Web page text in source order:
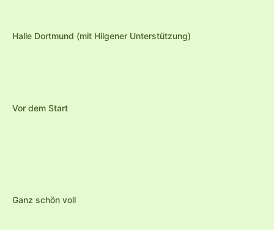
Halle Dortmund (mit Hilgener Unterstützung)
Vor dem Start
Ganz schön voll